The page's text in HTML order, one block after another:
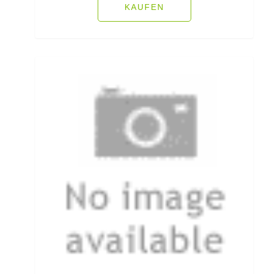
KAUFEN
Fliegenzubehör
Forellenhaken lose
Forellenposen
Forellenruten
Freilaufrollen
Friedfischhaken gebunden